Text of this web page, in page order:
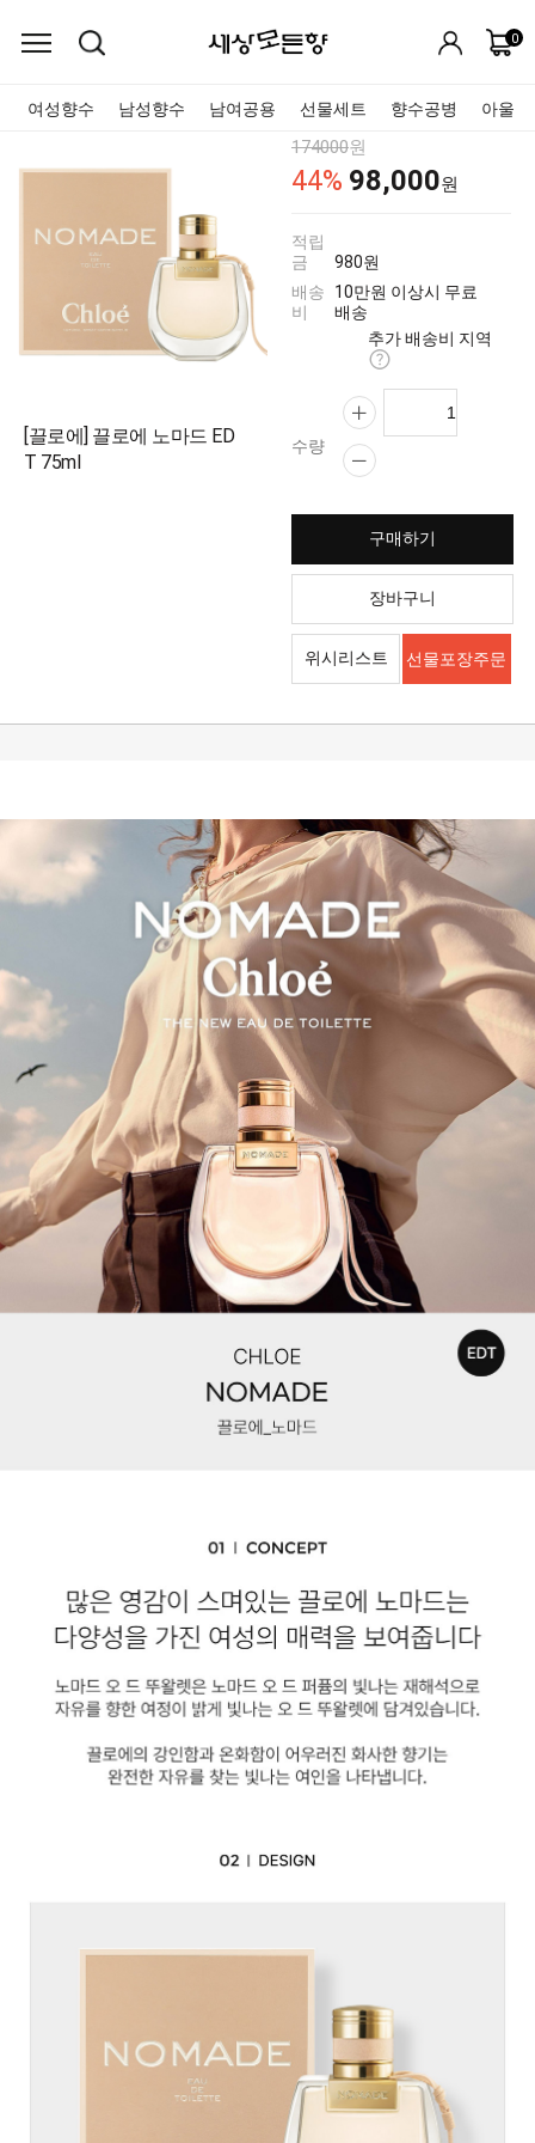
0
여성향수 남성향수 남여공용 선물세트 향수공병 아울렛
[끌로에] 끌로에 노마드 ED
T 75ml
174000원
44% 98,000원
적립
금
980원
배송
비
10만원 이상시 무료
배송
추가 배송비 지역
수량
구매하기
장바구니
위시리스트 선물포장주문